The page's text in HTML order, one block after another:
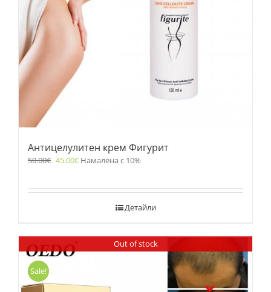
Антицелулитен крем Фигурит
50.00€ 45.00€ Намалена с 10%
Детайли
Out of stock
Sale!